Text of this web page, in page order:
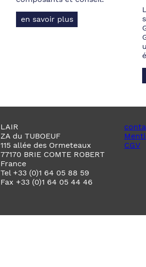
en savoir plus
LAIR
ZA du TUBOEUF
115 allée des Ormeteaux
77170 BRIE COMTE ROBERT
France
Tel +33 (0)1 64 05 88 59
Fax +33 (0)1 64 05 44 46
CGV